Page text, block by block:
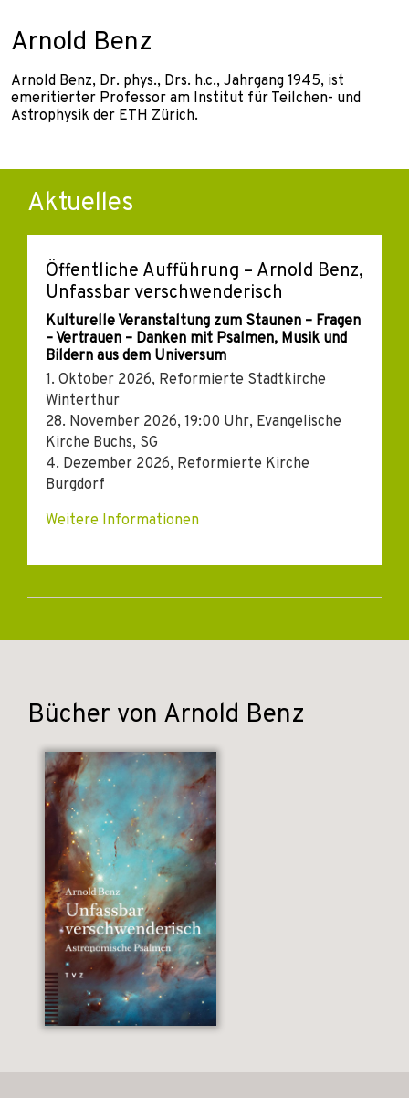
Arnold Benz
Arnold Benz, Dr. phys., Drs. h.c., Jahrgang 1945, ist
emeritierter Professor am Institut für Teilchen- und
Astrophysik der ETH Zürich.
Aktuelles
Öffentliche Aufführung – Arnold Benz,
Unfassbar verschwenderisch
Kulturelle Veranstaltung zum Staunen – Fragen
– Vertrauen – Danken mit Psalmen, Musik und
Bildern aus dem Universum
1. Oktober 2026, Reformierte Stadtkirche
Winterthur
28. November 2026, 19:00 Uhr, Evangelische
Kirche Buchs, SG
4. Dezember 2026, Reformierte Kirche
Burgdorf
Weitere Informationen
Bücher von Arnold Benz